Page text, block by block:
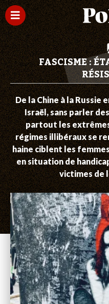
FASCISME :
De la Chine à la Russie
Israël, sans parler
partout les
régimes illibéraux se
haine ciblent les
en situation de
victimes de